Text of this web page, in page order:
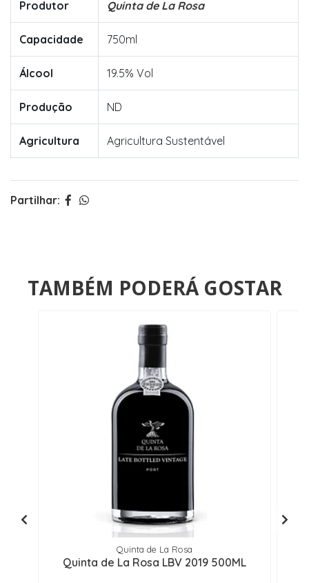
Produtor Quinta de La Rosa
Capacidade 750ml
Álcool 19.5% Vol
Produção ND
Agricultura Agricultura Sustentável
Partilhar:
TAMBÉM PODERÁ GOSTAR
Quinta de La Rosa
Quinta de La Rosa LBV 2019 500ML